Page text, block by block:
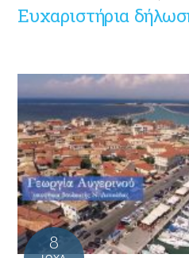
Ευχαριστήρια
8